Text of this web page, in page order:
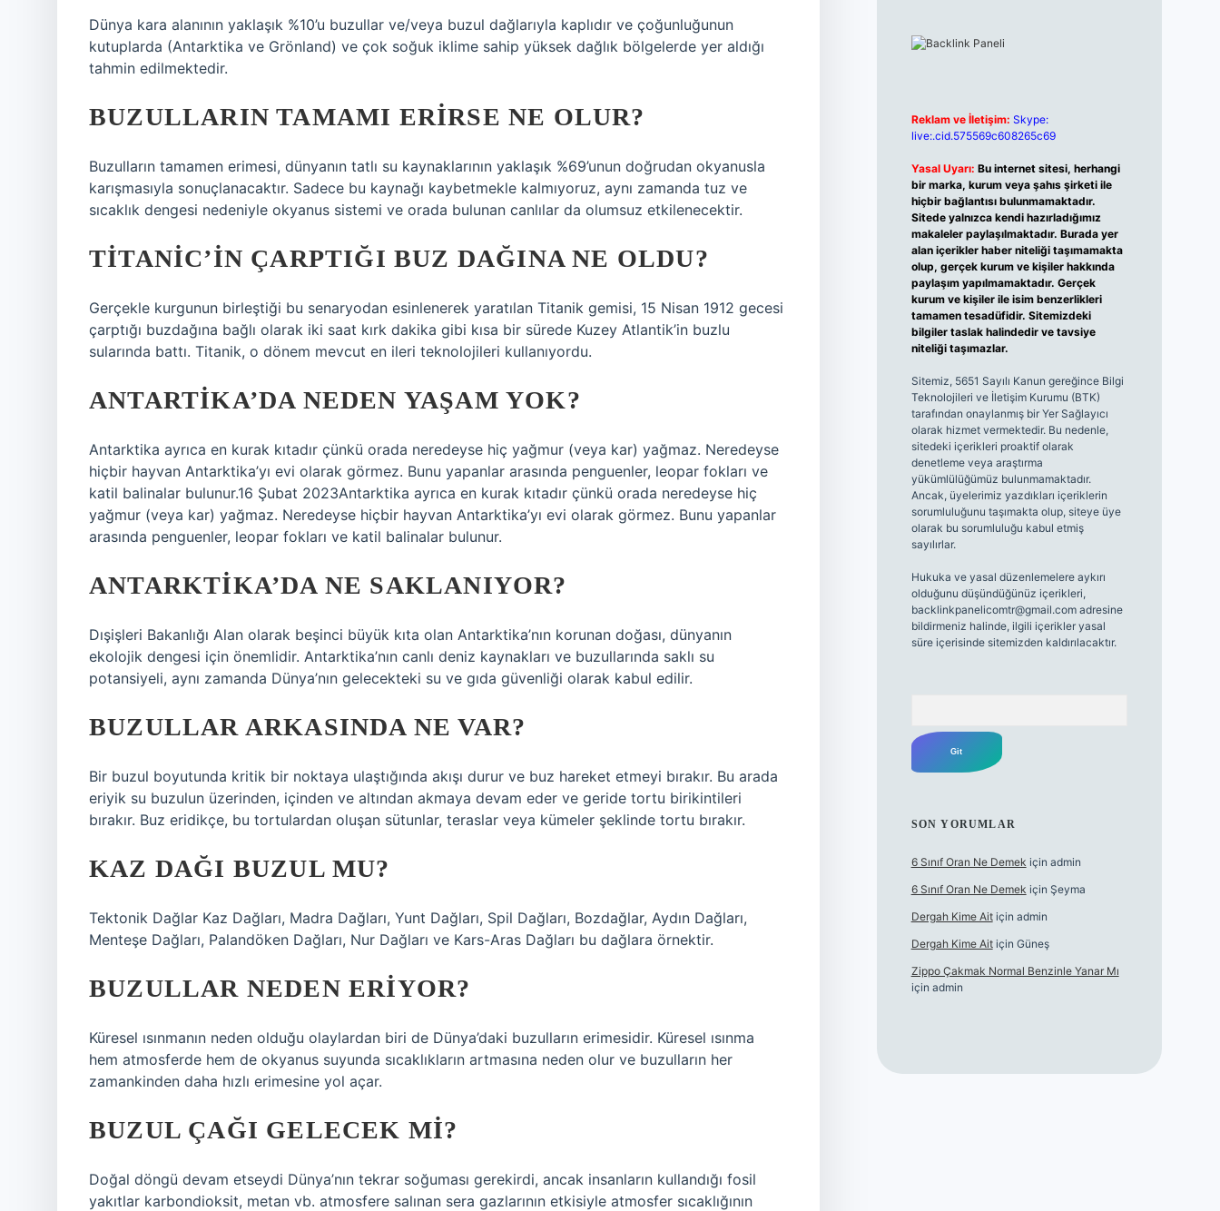
Dünya kara alanının yaklaşık %10’u buzullar ve/veya buzul dağlarıyla kaplıdır ve çoğunluğunun
kutuplarda (Antarktika ve Grönland) ve çok soğuk iklime sahip yüksek dağlık bölgelerde yer aldığı
tahmin edilmektedir.
BUZULLARIN TAMAMI ERIRSE NE OLUR?
Buzulların tamamen erimesi, dünyanın tatlı su kaynaklarının yaklaşık %69’unun doğrudan okyanusla
karışmasıyla sonuçlanacaktır. Sadece bu kaynağı kaybetmekle kalmıyoruz, aynı zamanda tuz ve
sıcaklık dengesi nedeniyle okyanus sistemi ve orada bulunan canlılar da olumsuz etkilenecektir.
TITANIC’IN ÇARPTIĞI BUZ DAĞINA NE OLDU?
Gerçekle kurgunun birleştiği bu senaryodan esinlenerek yaratılan Titanik gemisi, 15 Nisan 1912 gecesi
çarptığı buzdağına bağlı olarak iki saat kırk dakika gibi kısa bir sürede Kuzey Atlantik’in buzlu
sularında battı. Titanik, o dönem mevcut en ileri teknolojileri kullanıyordu.
ANTARTIKA’DA NEDEN YAŞAM YOK?
Antarktika ayrıca en kurak kıtadır çünkü orada neredeyse hiç yağmur (veya kar) yağmaz. Neredeyse
hiçbir hayvan Antarktika’yı evi olarak görmez. Bunu yapanlar arasında penguenler, leopar fokları ve
katil balinalar bulunur.16 Şubat 2023Antarktika ayrıca en kurak kıtadır çünkü orada neredeyse hiç
yağmur (veya kar) yağmaz. Neredeyse hiçbir hayvan Antarktika’yı evi olarak görmez. Bunu yapanlar
arasında penguenler, leopar fokları ve katil balinalar bulunur.
ANTARKTIKA’DA NE SAKLANIYOR?
Dışişleri Bakanlığı Alan olarak beşinci büyük kıta olan Antarktika’nın korunan doğası, dünyanın
ekolojik dengesi için önemlidir. Antarktika’nın canlı deniz kaynakları ve buzullarında saklı su
potansiyeli, aynı zamanda Dünya’nın gelecekteki su ve gıda güvenliği olarak kabul edilir.
BUZULLAR ARKASINDA NE VAR?
Bir buzul boyutunda kritik bir noktaya ulaştığında akışı durur ve buz hareket etmeyi bırakır. Bu arada
eriyik su buzulun üzerinden, içinden ve altından akmaya devam eder ve geride tortu birikintileri
bırakır. Buz eridikçe, bu tortulardan oluşan sütunlar, teraslar veya kümeler şeklinde tortu bırakır.
KAZ DAĞI BUZUL MU?
Tektonik Dağlar Kaz Dağları, Madra Dağları, Yunt Dağları, Spil Dağları, Bozdağlar, Aydın Dağları,
Menteşe Dağları, Palandöken Dağları, Nur Dağları ve Kars-Aras Dağları bu dağlara örnektir.
BUZULLAR NEDEN ERIYOR?
Küresel ısınmanın neden olduğu olaylardan biri de Dünya’daki buzulların erimesidir. Küresel ısınma
hem atmosferde hem de okyanus suyunda sıcaklıkların artmasına neden olur ve buzulların her
zamankinden daha hızlı erimesine yol açar.
BUZUL ÇAĞI GELECEK MI?
Doğal döngü devam etseydi Dünya’nın tekrar soğuması gerekirdi, ancak insanların kullandığı fosil
yakıtlar karbondioksit, metan vb. atmosfere salınan sera gazlarının etkisiyle atmosfer sıcaklığının
Reklam ve İletişim: Skype:
live:.cid.575569c608265c69
Yasal Uyarı: Bu internet sitesi, herhangi
bir marka, kurum veya şahıs şirketi ile
hiçbir bağlantısı bulunmamaktadır.
Sitede yalnızca kendi hazırladığımız
makaleler paylaşılmaktadır. Burada yer
alan içerikler haber niteliği taşımamakta
olup, gerçek kurum ve kişiler hakkında
paylaşım yapılmamaktadır. Gerçek
kurum ve kişiler ile isim benzerlikleri
tamamen tesadüfidir. Sitemizdeki
bilgiler taslak halindedir ve tavsiye
niteliği taşımazlar.
Sitemiz, 5651 Sayılı Kanun gereğince Bilgi
Teknolojileri ve İletişim Kurumu (BTK)
tarafından onaylanmış bir Yer Sağlayıcı
olarak hizmet vermektedir. Bu nedenle,
sitedeki içerikleri proaktif olarak
denetleme veya araştırma
yükümlülüğümüz bulunmamaktadır.
Ancak, üyelerimiz yazdıkları içeriklerin
sorumluluğunu taşımakta olup, siteye üye
olarak bu sorumluluğu kabul etmiş
sayılırlar.
Hukuka ve yasal düzenlemelere aykırı
olduğunu düşündüğünüz içerikleri,
backlinkpanelicomtr@gmail.comadresine
bildirmeniz halinde, ilgili içerikler yasal
süre içerisinde sitemizden kaldırılacaktır.
SON YORUMLAR
6 Sınıf Oran Ne Demek için admin
6 Sınıf Oran Ne Demek için Şeyma
Dergah Kime Aitiçin admin
Dergah Kime Aitiçin Güneş
Zippo Çakmak Normal Benzinle Yanar Mı
için admin